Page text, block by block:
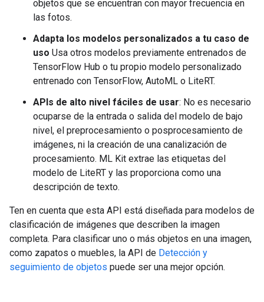
objetos que se encuentran con mayor frecuencia en
las fotos.
Adapta los modelos personalizados a tu caso de
uso Usa otros modelos previamente entrenados de
TensorFlow Hub o tu propio modelo personalizado
entrenado con TensorFlow, AutoML o LiteRT.
APIs de alto nivel fáciles de usar: No es necesario
ocuparse de la entrada o salida del modelo de bajo
nivel, el preprocesamiento o posprocesamiento de
imágenes, ni la creación de una canalización de
procesamiento. ML Kit extrae las etiquetas del
modelo de LiteRT y las proporciona como una
descripción de texto.
Ten en cuenta que esta API está diseñada para modelos de
clasificación de imágenes que describen la imagen
completa. Para clasificar uno o más objetos en una imagen,
como zapatos o muebles, la API de Detección y
seguimiento de objetos puede ser una mejor opción.